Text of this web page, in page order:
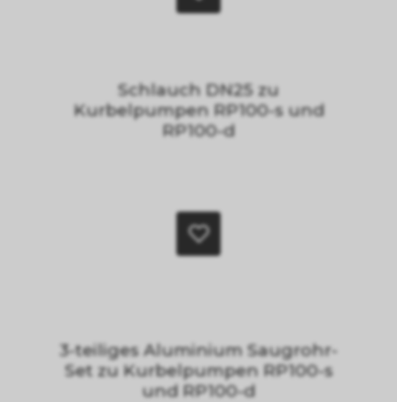
Schlauch DN25 zu
Kurbelpumpen RP100-s und
RP100-d
3-teiliges Aluminium Saugrohr-
Set zu Kurbelpumpen RP100-s
und RP100-d